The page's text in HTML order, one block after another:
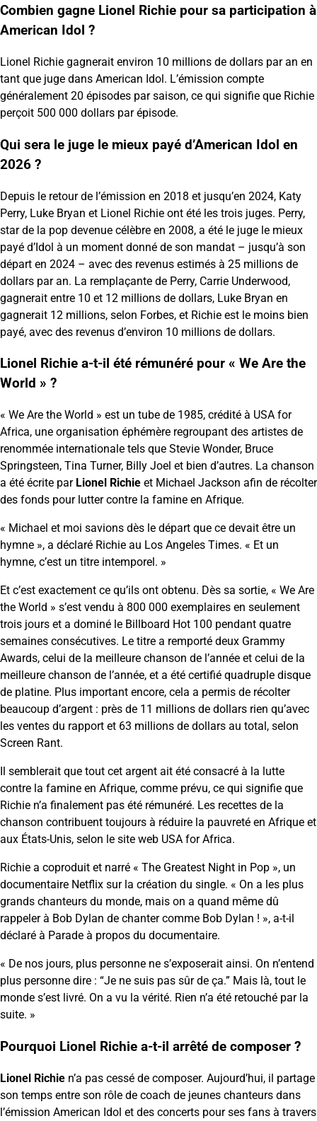
Combien gagne Lionel Richie pour sa participation à
American Idol ?
Lionel Richie gagnerait environ 10 millions de dollars par an en
tant que juge dans American Idol. L’émission compte
généralement 20 épisodes par saison, ce qui signifie que Richie
perçoit 500 000 dollars par épisode.
Qui sera le juge le mieux payé d’American Idol en
2026 ?
Depuis le retour de l’émission en 2018 et jusqu’en 2024, Katy
Perry, Luke Bryan et Lionel Richie ont été les trois juges. Perry,
star de la pop devenue célèbre en 2008, a été le juge le mieux
payé d’Idol à un moment donné de son mandat – jusqu’à son
départ en 2024 – avec des revenus estimés à 25 millions de
dollars par an. La remplaçante de Perry, Carrie Underwood,
gagnerait entre 10 et 12 millions de dollars, Luke Bryan en
gagnerait 12 millions, selon Forbes, et Richie est le moins bien
payé, avec des revenus d’environ 10 millions de dollars.
Lionel Richie a-t-il été rémunéré pour « We Are the
World » ?
« We Are the World » est un tube de 1985, crédité à USA for
Africa, une organisation éphémère regroupant des artistes de
renommée internationale tels que Stevie Wonder, Bruce
Springsteen, Tina Turner, Billy Joel et bien d’autres. La chanson
a été écrite par Lionel Richie et Michael Jackson afin de récolter
des fonds pour lutter contre la famine en Afrique.
« Michael et moi savions dès le départ que ce devait être un
hymne », a déclaré Richie au Los Angeles Times. « Et un
hymne, c’est un titre intemporel. »
Et c’est exactement ce qu’ils ont obtenu. Dès sa sortie, « We Are
the World » s’est vendu à 800 000 exemplaires en seulement
trois jours et a dominé le Billboard Hot 100 pendant quatre
semaines consécutives. Le titre a remporté deux Grammy
Awards, celui de la meilleure chanson de l’année et celui de la
meilleure chanson de l’année, et a été certifié quadruple disque
de platine. Plus important encore, cela a permis de récolter
beaucoup d’argent : près de 11 millions de dollars rien qu’avec
les ventes du rapport et 63 millions de dollars au total, selon
Screen Rant.
Il semblerait que tout cet argent ait été consacré à la lutte
contre la famine en Afrique, comme prévu, ce qui signifie que
Richie n’a finalement pas été rémunéré. Les recettes de la
chanson contribuent toujours à réduire la pauvreté en Afrique et
aux États-Unis, selon le site web USA for Africa.
Richie a coproduit et narré « The Greatest Night in Pop », un
documentaire Netflix sur la création du single. « On a les plus
grands chanteurs du monde, mais on a quand même dû
rappeler à Bob Dylan de chanter comme Bob Dylan ! », a-t-il
déclaré à Parade à propos du documentaire.
« De nos jours, plus personne ne s’exposerait ainsi. On n’entend
plus personne dire : “Je ne suis pas sûr de ça.” Mais là, tout le
monde s’est livré. On a vu la vérité. Rien n’a été retouché par la
suite. »
Pourquoi Lionel Richie a-t-il arrêté de composer ?
Lionel Richie n’a pas cessé de composer. Aujourd’hui, il partage
son temps entre son rôle de coach de jeunes chanteurs dans
l’émission American Idol et des concerts pour ses fans à travers